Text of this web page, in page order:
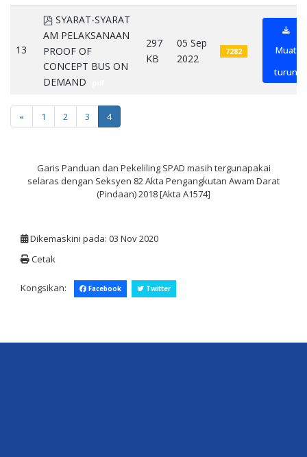
13
pdf
SYARAT-SYARAT
AM PELAKSANAAN
PROOF OF
CONCEPT BUS ON
DEMAND
297
KB
05 Sep
2022
7282
Muat
turun
« 1 2 3 4
Garis Panduan dan Pekeliling SPAD masih tergunapakai
selaras dengan Seksyen 82 Akta Pengangkutan Awam Darat
(Pindaan) 2018 [Akta A1574]
Dikemaskini pada: 03 Nov 2020
Cetak
Kongsikan: Facebook Twitter